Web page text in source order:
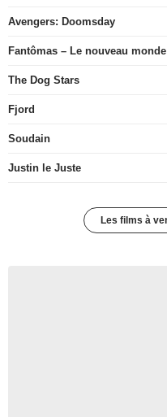
Avengers: Doomsday
Fantômas – Le nouveau monde
The Dog Stars
Fjord
Soudain
Justin le Juste
Les films à